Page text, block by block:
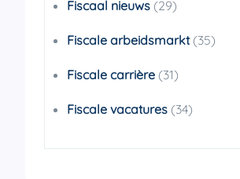
Fiscaal nieuws (29)
Fiscale arbeidsmarkt(35)
Fiscale carrière (31)
Fiscale vacatures (34)